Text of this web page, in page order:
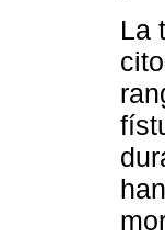
La